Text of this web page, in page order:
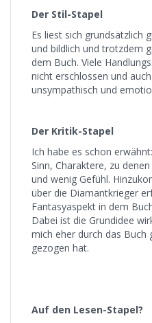
Der Stil-Stapel
Es liest sich grundsätzlich
und bildlich und trotzdem
dem Buch. Viele
nicht erschlossen und
unsympathisch und
Der Kritik-Stapel
Ich habe es schon
Sinn, Charaktere, zu
und wenig Gefühl.
über die Diamantkrieger
Fantasyaspekt in dem
Dabei ist die Grundidee
mich eher durch das Buch
gezogen hat.
Auf den Lesen-Stapel?